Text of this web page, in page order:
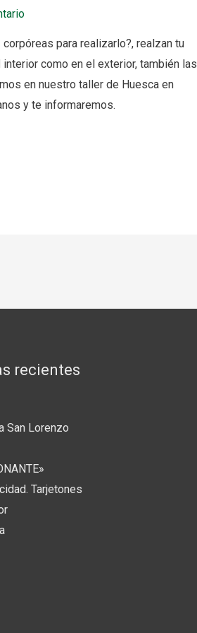
para realizarlo?, realzan tu
como en el exterior, también las
en nuestro taller de Huesca en
y te informaremos.
recientes
San Lorenzo
Tarjetones